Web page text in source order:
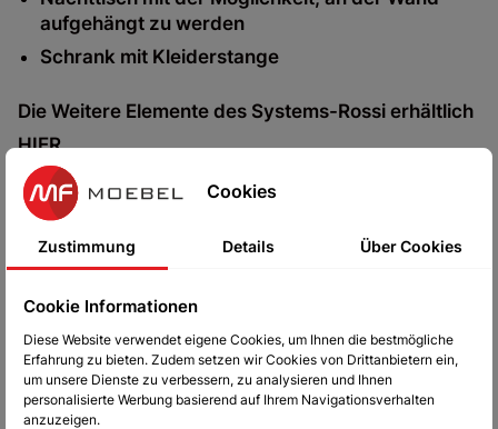
aufgehängt zu werden
Schrank mit Kleiderstange
Die Weitere Elemente des Systems-Rossi erhältlich
HIER
Nachfolgend zufällig ausgewählte Visualisierungen
sind.
Cookies
Zustimmung Details Über Cookies
Cookie Informationen
Diese Website verwendet eigene Cookies, um Ihnen die bestmögliche
Erfahrung zu bieten. Zudem setzen wir Cookies von Drittanbietern ein,
um unsere Dienste zu verbessern, zu analysieren und Ihnen
personalisierte Werbung basierend auf Ihrem Navigationsverhalten
anzuzeigen.